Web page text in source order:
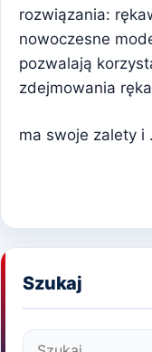
rozwiązania:
nowoczesne
pozwalają
zdejmowania
ma swoje zalety i
Szukaj
Szukaj: